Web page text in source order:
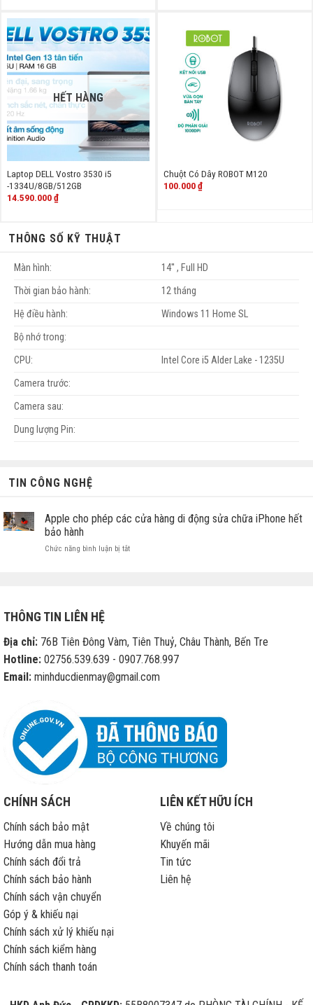
HẾT HÀNG
Laptop DELL Vostro 3530 i5
-1334U/8GB/512GB
14.590.000₫
Chuột Có Dây ROBOT M120
100.000₫
THÔNG SỐ KỸ THUẬT
Màn hình:
14'' , Full HD
Thời gian bảo hành:
12 tháng
Hệ điều hành:
Windows 11 Home SL
Bộ nhớ trong:
CPU:
Intel Core i5 Alder Lake - 1235U
Camera trước:
Camera sau:
Dung lượng Pin:
TIN CÔNG NGHỆ
Apple cho phép các cửa hàng di động sửa chữa iPhone hết
bảo hành
Chức năng bình luận bị tắtở
động
sửa
iPhone
hành
THÔNG TIN LIÊN HỆ
Địa chỉ: 76B Tiên Đông Vàm, Tiên Thuỷ, Châu Thành, Bến Tre
Hotline: 02756.539.639 - 0907.768.997
Email: minhducdienmay@gmail.com
CHÍNH SÁCH
Chính sách bảo mật
Hướng dẫn mua hàng
Chính sách đổi trả
Chính sách bảo hành
Chính sách vận chuyển
Góp ý & khiếu nại
Chính sách xử lý khiếu nại
Chính sách kiểm hàng
Chính sách thanh toán
LIÊN KẾT HỮU ÍCH
Về chúng tôi
Khuyến mãi
Tin tức
Liên hệ